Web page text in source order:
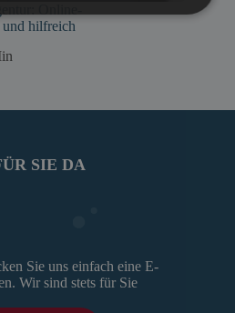
Online-
hilfreich
SIE DA
Sie uns einfach eine E-
Wir sind stets für Sie